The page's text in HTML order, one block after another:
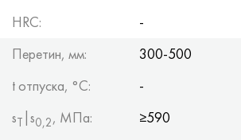
HRC:
-
Перетин, мм:
300-500
t отпуска, °C:
-
sТ |s0,2, МПа:
≥590